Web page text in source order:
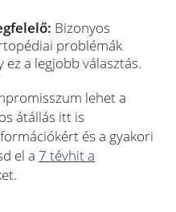
Bizonyos
problémák
a legjobb választás.
lehet a
átállás itt is
és a gyakori
el a 7 tévhit a